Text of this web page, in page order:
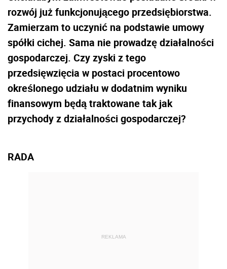
rozwój już funkcjonującego przedsiębiorstwa.
Zamierzam to uczynić na podstawie umowy
spółki cichej. Sama nie prowadzę działalności
gospodarczej. Czy zyski z tego
przedsięwzięcia w postaci procentowo
określonego udziału w dodatnim wyniku
finansowym będą traktowane tak jak
przychody z działalności gospodarczej?
RADA
REKLAMA